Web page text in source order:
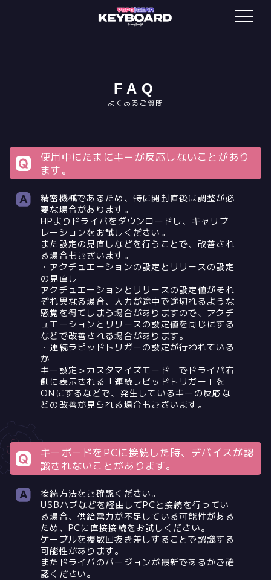
FAQ
よくあるご質問
使用中にたまにキーが反応しないことがあり
ます。
精密機械であるため、特に開封直後は調整が必
要な場合があります。
HPよりドライバをダウンロードし、キャリブ
レーションをお試しください。
また設定の見直しなどを行うことで、改善され
る場合もございます。
・アクチュエーションの設定とリリースの設定
の見直し
アクチュエーションとリリースの設定値がそれ
ぞれ異なる場合、入力が途中で途切れるような
感覚を得てしまう場合がありますので、アクチ
ュエーションとリリースの設定値を同じにする
などで改善される場合があります。
・連続ラピッドトリガーの設定が行われている
か
キー設定＞カスタマイズモード でドライバ右
側に表示される「連続ラピッドトリガー」を
ONにするなどで、発生しているキーの反応な
どの改善が見られる場合もございます。
キーボードをPCに接続した時、デバイスが認
識されないことがあります。
接続方法をご確認ください。
USBハブなどを経由してPCと接続を行ってい
る場合、供給電力が不足している可能性がある
ため、PCに直接接続をお試しください。
ケーブルを複数回抜き差しすることで認識する
可能性があります。
またドライバのバージョンが最新であるかご確
認ください。